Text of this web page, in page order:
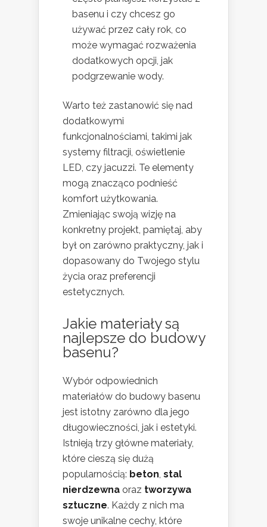
basenu i czy chcesz go
używać przez cały rok, co
może wymagać rozważenia
dodatkowych opcji, jak
podgrzewanie wody.
Warto też zastanowić się nad
dodatkowymi
funkcjonalnościami, takimi jak
systemy filtracji, oświetlenie
LED, czy jacuzzi. Te elementy
mogą znacząco podnieść
komfort użytkowania.
Zmieniając swoją wizję na
konkretny projekt, pamiętaj, aby
był on zarówno praktyczny, jak i
dopasowany do Twojego stylu
życia oraz preferencji
estetycznych.
Jakie materiały są
najlepsze do budowy
basenu?
Wybór odpowiednich
materiałów do budowy basenu
jest istotny zarówno dla jego
długowieczności, jak i estetyki.
Istnieją trzy główne materiały,
które cieszą się dużą
popularnością: beton, stal
nierdzewna oraz tworzywa
sztuczne. Każdy z nich ma
swoje unikalne cechy, które